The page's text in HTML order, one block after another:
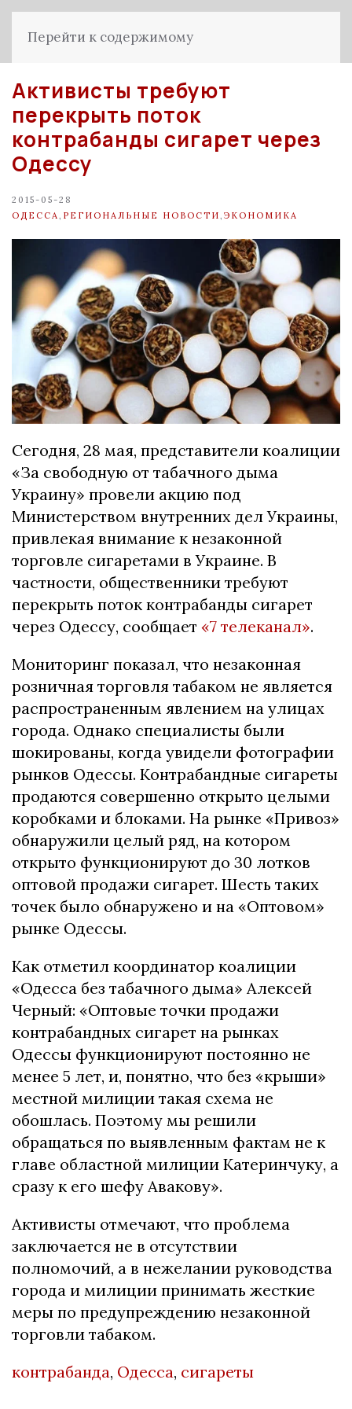
Перейти к содержимому
Активисты требуют
перекрыть поток
контрабанды сигарет через
Одессу
2015-05-28
ОДЕССА
РЕГИОНАЛЬНЫЕ НОВОСТИ ЭКОНОМИКА
Cегодня, 28 мая, представители коалиции
«За свободную от табачного дыма
Украину» провели акцию под
Министерством внутренних дел Украины,
привлекая внимание к незаконной
торговле сигаретами в Украине. В
частности, общественники требуют
перекрыть поток контрабанды сигарет
через Одессу, сообщает «7 телеканал».
Мониторинг показал, что незаконная
розничная торговля табаком не является
распространенным явлением на улицах
города. Однако специалисты были
шокированы, когда увидели фотографии
рынков Одессы. Контрабандные сигареты
продаются совершенно открыто целыми
коробками и блоками. На рынке «Привоз»
обнаружили целый ряд, на котором
открыто функционируют до 30 лотков
оптовой продажи сигарет. Шесть таких
точек было обнаружено и на «Оптовом»
рынке Одессы.
Как отметил координатор коалиции
«Одесса без табачного дыма» Алексей
Черный: «Оптовые точки продажи
контрабандных сигарет на рынках
Одессы функционируют постоянно не
менее 5 лет, и, понятно, что без «крыши»
местной милиции такая схема не
обошлась. Поэтому мы решили
обращаться по выявленным фактам не к
главе областной милиции Катеринчуку, а
сразу к его шефу Авакову».
Активисты отмечают, что проблема
заключается не в отсутствии
полномочий, а в нежелании руководства
города и милиции принимать жесткие
меры по предупреждению незаконной
торговли табаком.
контрабанда, Одесса, сигареты